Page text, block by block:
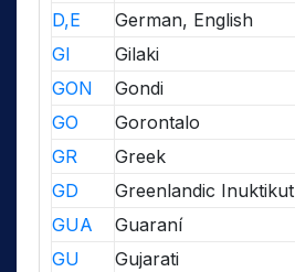
D,E
German, English
GI
Gilaki
GON
Gondi
GO
Gorontalo
GR
Greek
GD
Greenlandic Inuktikut
GUA
Guaraní
GU
Gujarati